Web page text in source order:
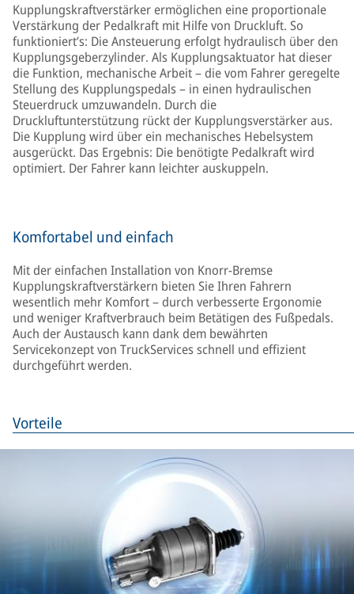
Kupplungskraftverstärker ermöglichen eine proportionale
Verstärkung der Pedalkraft mit Hilfe von Druckluft. So
funktioniert’s: Die Ansteuerung erfolgt hydraulisch über den
Kupplungsgeberzylinder. Als Kupplungsaktuator hat dieser
die Funktion, mechanische Arbeit – die vom Fahrer geregelte
Stellung des Kupplungspedals – in einen hydraulischen
Steuerdruck umzuwandeln. Durch die
Druckluftunterstützung rückt der Kupplungsverstärker aus.
Die Kupplung wird über ein mechanisches Hebelsystem
ausgerückt. Das Ergebnis: Die benötigte Pedalkraft wird
optimiert. Der Fahrer kann leichter auskuppeln.
Komfortabel und einfach
Mit der einfachen Installation von Knorr-Bremse
Kupplungskraftverstärkern bieten Sie Ihren Fahrern
wesentlich mehr Komfort – durch verbesserte Ergonomie
und weniger Kraftverbrauch beim Betätigen des Fußpedals.
Auch der Austausch kann dank dem bewährten
Servicekonzept von TruckServices schnell und effizient
durchgeführt werden.
Vorteile